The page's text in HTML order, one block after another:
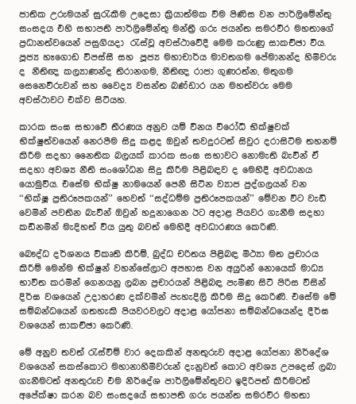
ජාතික උරුමයන් සුරැකීම උදෙසා ක්‍රියාත්මක වීම පිණිස වන පාර්ලිමේන්තු
සංසදය එහි සභාපති පාර්ලිමේන්තු මන්ත්‍රී ගරු ජයන්ත සමරවීර මහතාගේ
ප්‍රධානත්වයෙන් පසුගියදා රැස්වූ අවස්ථාවේදී මෙම කරුණු සාකච්ඡා විය.
පූජ්‍ය හෑගොඩ විපස්සී සහ පූජ්‍ය මහාචාර්ය මාවතගම පේමානන්ද හිමිවරු
ද නීතිඥ කල්‍යාණන්ද තිරානගම, නීතිඥ රාජා ගුණරත්න, මතුගම
සෙනෙවිරුවන් සහ වෛද්‍ය වසන්ත බණ්ඩාර යන මහත්වරු මෙම
අවස්ථාවට එක්ව සිටියහ.
කාරක සංඝ සභාවේ තීරණය අනුව යම් විනය විරෝධී භික්ෂුවක්
භික්ෂුත්වයෙන් නෙරපීම සිදු කළද ඔවුන් තවදුරටත් සිවුර දරාසිටීම තහනම්
කිරීම සදහා නෛතික බලයක් කාරක සංඝ සභාවට නොමැති බැවින් ඒ
සදහා අවශ්‍ය නීති සංශෝධන සිදු කිරීම පිළිබඳව ද මෙහිදී අවධානය
යොමුවිය. එසේම භික්ෂු නාමයෙන් පෙනී සිටින ව්‍යාජ පුද්ගලයන් වන
“භික්ෂූ ප්‍රතිරූපකයන්” හෙවත් “සද්ධම්ම ප්‍රතිරූපකයන්” මේවන විට වැඩි
වෙමින් පවතින බැවින් ඔවුන් හදුනාගෙන ඊට අදාළ පියවර ගැනීම සදහා
කඩිනමින් මැදිහත් විය යුතු බවත් මෙහිදී අවධාරණය කෙරිණි.
බෞද්ධ දර්ශනය විකෘති කිරීම්, බුද්ධ චරිතය පිළිබඳ මිථ්‍යා මත ප්‍රචාරය
කිරීම් මෙන්ම භික්ෂුන් වහන්සේලාට අපහාස වන අයුරින් නොයෙක් මාධ්‍ය
භාවිත කරමින් ගෙනයනු ලබන ප්‍රචාරයන් පිළිබඳ පැමිණ සිටි පිරිස විසින්
දිර්ඝ වශයෙන් උදාහරණ දක්වමින් පැහැදිලි කිරීම සිදු කෙරිණි. එසේම මේ
සම්බන්ධයෙන් ගතහැකි පියවරවලට අදාළ යෝජනා සම්බන්ධයෙන්ද දීර්ඝ
වශයෙන් සාකච්ඡා කෙරිණි.
මේ අනුව තවත් රැස්වීම් වාර දෙකකින් අනතුරුව අදාළ යෝජනා නිර්දේශ
වශයෙන් සකස්කොට මහානාහිමිවරුන් දැනුවත් කොට අවශ්‍ය උපදෙස් ලබා
ගැනීමටත් අනතුරුව එම නිර්දේශ පාර්ලිමේන්තුවට ඉදිරිපත් කිරීමටත්
අපේක්ෂා කරන බව සංසදයේ සභාපති ගරු ජයන්ත සමරවීර මහතා